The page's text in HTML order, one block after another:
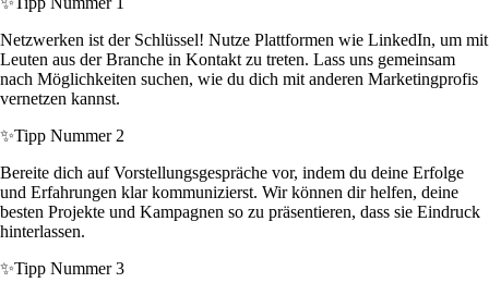
Netzwerken ist der Schlüssel! Nutze Plattformen wie LinkedIn, um mit
Leuten aus der Branche in Kontakt zu treten. Lass uns gemeinsam
nach Möglichkeiten suchen, wie du dich mit anderen Marketingprofis
vernetzen kannst.
✨Tipp Nummer 2
Bereite dich auf Vorstellungsgespräche vor, indem du deine Erfolge
und Erfahrungen klar kommunizierst. Wir können dir helfen, deine
besten Projekte und Kampagnen so zu präsentieren, dass sie Eindruck
hinterlassen.
✨Tipp Nummer 3